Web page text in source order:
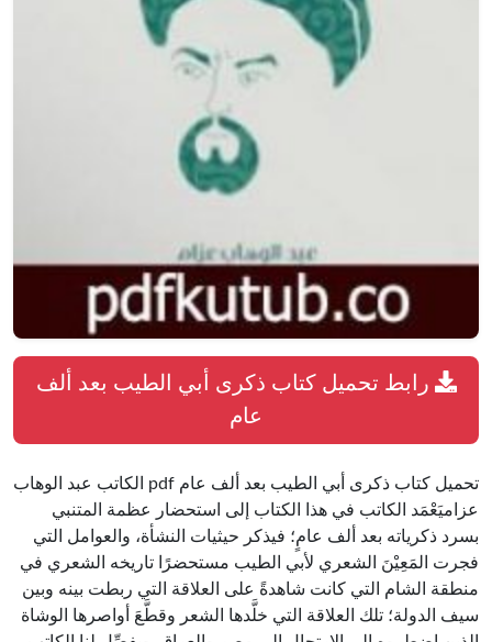
رابط تحميل كتاب ذكرى أبي الطيب بعد ألف
عام
تحميل كتاب ذكرى أبي الطيب بعد ألف عام pdf الكاتب عبد الوهاب
عزاميَعْمَد الكاتب في هذا الكتاب إلى استحضار عظمة المتنبي
بسرد ذكرياته بعد ألف عامٍ؛ فيذكر حيثيات النشأة، والعوامل التي
فجرت المَعِيْنَ الشعري لأبي الطيب مستحضرًا تاريخه الشعري في
منطقة الشام التي كانت شاهدةً على العلاقة التي ربطت بينه وبين
سيف الدولة؛ تلك العلاقة التي خلَّدها الشعر وقطَّعَ أواصرها الوشاة